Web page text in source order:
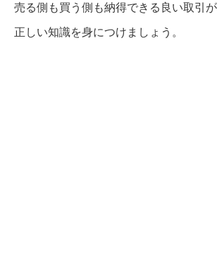
売る側も買う側も納得できる良い取引が
正しい知識を身につけましょう。